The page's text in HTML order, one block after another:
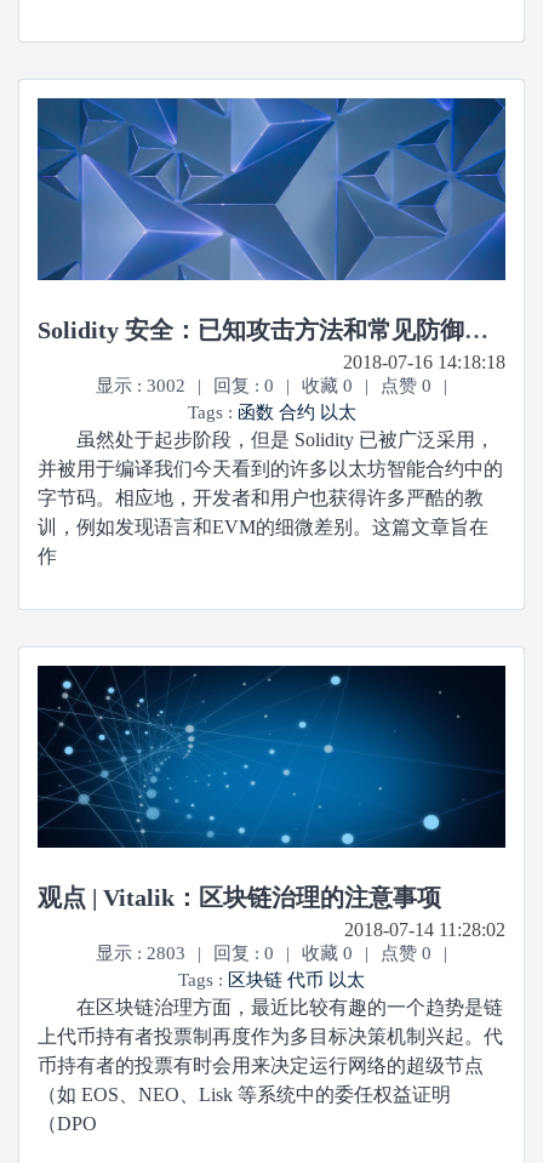
Solidity 安全：已知攻击方法和常见防御模式综合列表
2018-07-16 14:18:18
显示 : 3002 | 回复 : 0 | 收藏 0 | 点赞 0
|
Tags : 函数 合约 以太
虽然处于起步阶段，但是 Solidity 已被广泛采用，
并被用于编译我们今天看到的许多以太坊智能合约中的
字节码。相应地，开发者和用户也获得许多严酷的教
训，例如发现语言和EVM的细微差别。这篇文章旨在
作
观点 | Vitalik：区块链治理的注意事项
2018-07-14 11:28:02
显示 : 2803 | 回复 : 0 | 收藏 0 | 点赞 0
|
Tags : 区块链 代币 以太
在区块链治理方面，最近比较有趣的一个趋势是链
上代币持有者投票制再度作为多目标决策机制兴起。代
币持有者的投票有时会用来决定运行网络的超级节点
（如 EOS、NEO、Lisk 等系统中的委任权益证明
（DPO